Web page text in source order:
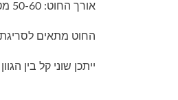
אורך החוט: 50-60 מטר
החוט מתאים לסריגת
ייתכן שוני קל בין